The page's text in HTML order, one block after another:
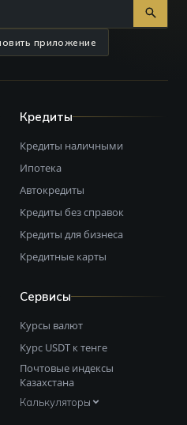
приложение
Кредиты
Кредиты наличными
Ипотека
Автокредиты
Кредиты без справок
Кредиты для бизнеса
Кредитные карты
Сервисы
Курсы валют
Курс USDT к тенге
Почтовые индексы
Казахстана
Калькуляторы